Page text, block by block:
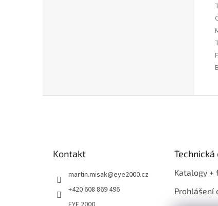
Kontakt
martin.misak@eye2000.cz
+420 608 869 496
Katalogy +
Prohlášení